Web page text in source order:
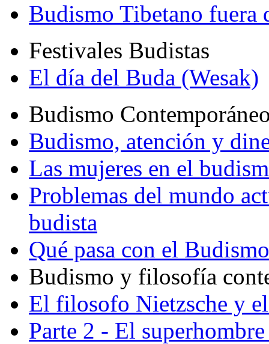
Budismo Tibetano fuera
Festivales Budistas
El día del Buda (Wesak)
Budismo
Budismo, atención y
Las mujeres en el
Problemas del mundo
budista
Qué pasa con el
Budismo y filosofía
El filosofo Nietzsche y
Parte 2 - El